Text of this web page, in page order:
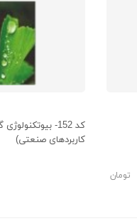
تومان
کد 152-
کاربردهای صنعتی)